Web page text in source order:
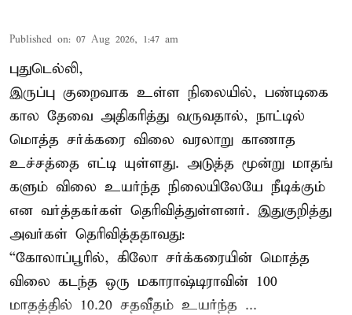
Published on: 07 Aug 2026, 1:47 am
புதுடெல்லி,
இருப்பு குறைவாக உள்ள நிலையில், பண்டிகை
கால தேவை அதிகரித்து வருவதால், நாட்டில்
மொத்த சர்க்கரை விலை வரலாறு காணாத
உச்சத்தை எட்டி யுள்ளது. அடுத்த மூன்று மாதங்
களும் விலை உயர்ந்த நிலையிலேயே நீடிக்கும்
என வர்த்தகர்கள் தெரிவித்துள்ளனர். இதுகுறித்து
அவர்கள் தெரிவித்ததாவது:
“கோலாப்பூரில், கிலோ சர்க்கரையின் மொத்த
விலை கடந்த ஒரு மகாராஷ்டிராவின் 100
மாதத்தில் 10.20 சதவீதம் உயர்ந்த ...